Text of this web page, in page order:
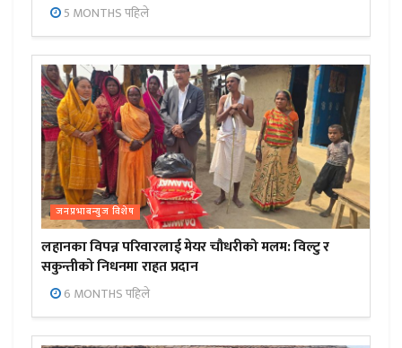
5 MONTHS पहिले
जनप्रभाबन्युज विशेष
लहानका विपन्न परिवारलाई मेयर चौधरीको मलम: विल्टु र
सकुन्तीको निधनमा राहत प्रदान
6 MONTHS पहिले